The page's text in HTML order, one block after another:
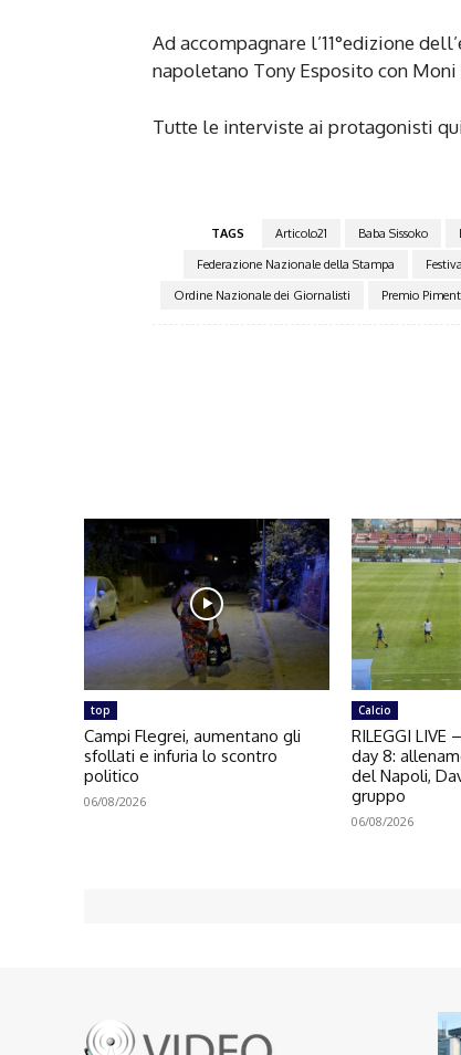
Ad accompagnare l’11°edizione
napoletano Tony Esposito con
Tutte le interviste ai protagonisti
TAGS Articolo21 Baba Sissoko
Federazione Nazionale della Stampa
Ordine Nazionale dei Giornalisti
Premio
top
Campi Flegrei, aumentano gli
sfollati e infuria lo scontro
politico
06/08/2026
Calcio
RILEGGI LIVE
day 8:
del Napoli,
gruppo
06/08/2026